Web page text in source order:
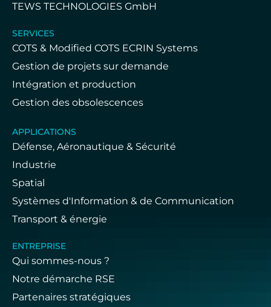
TEWS TECHNOLOGIES GmbH
SERVICES
COTS & Modified COTS ECRIN Systems
Gestion de projets sur demande
Intégration et production
Gestion des obsolescences
APPLICATIONS
Défense, Aéronautique & Sécurité
Industrie
Spatial
Systèmes d'Information & de Communication
Transport & énergie
ENTREPRISE
Qui sommes-nous ?
Notre démarche RSE
Partenaires stratégiques